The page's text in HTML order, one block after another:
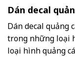
Dán decal
Dán decal quảng
trong những loại
loại hình quảng